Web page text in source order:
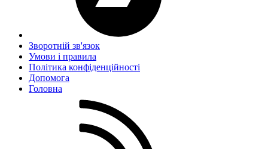
Зворотній зв'язок
Умови і правила
Політика конфіденційності
Дoпoмoга
Головна